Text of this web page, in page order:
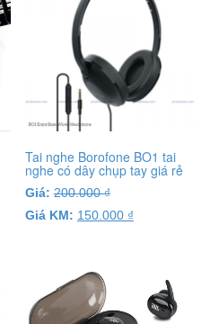
Tai nghe Borofone BO1 tai
nghe có dây chụp tay giá rẻ
Giá: 200.000₫
Giá KM: 150.000 ₫